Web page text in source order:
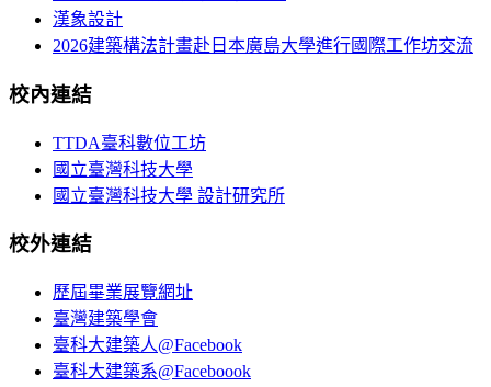
漢象設計
2026建築構法計畫赴日本廣島大學進行國際工作坊交流
校內連結
TTDA臺科數位工坊
國立臺灣科技大學
國立臺灣科技大學 設計研究所
校外連結
歷屆畢業展覽網址
臺灣建築學會
臺科大建築人@Facebook
臺科大建築系@Faceboook